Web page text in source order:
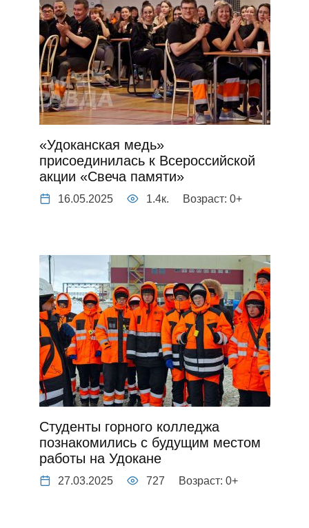
«Удоканская медь»
присоединилась к Всероссийской
акции «Свеча памяти»
16.05.2025 1.4к. Возраст: 0+
Студенты горного колледжа
познакомились с будущим местом
работы на Удокане
27.03.2025 727 Возраст: 0+